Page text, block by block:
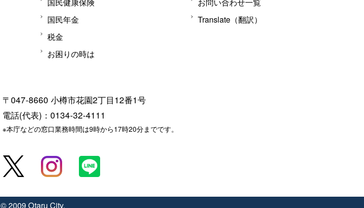
国民年金
税金
お困りの時は
Translate（翻訳）
〒047-8660 小樽市花園2丁目12番1号
電話(代表)：0134-32-4111
※本庁などの窓口業務時間は9時から17時20分までです。
© 2009 Otaru City.